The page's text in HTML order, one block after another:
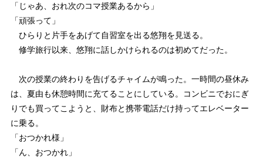
「じゃあ、おれ次のコマ授業あるから」
「頑張って」
ひらりと片手をあげて自習室を出る悠翔を見送る。
修学旅行以来、悠翔に話しかけられるのは初めてだった。
次の授業の終わりを告げるチャイムが鳴った。一時間の昼休み
は、夏由も休憩時間に充てることにしている。コンビニでおにぎ
りでも買ってこようと、財布と携帯電話だけ持ってエレベーター
に乗る。
「おつかれ様」
「ん、おつかれ」